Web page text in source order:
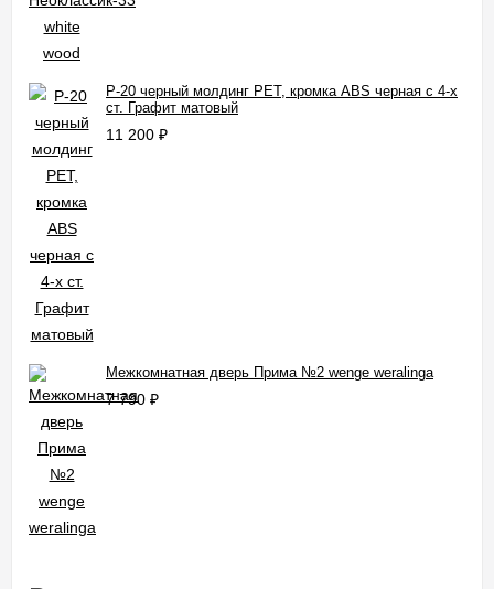
P-20 черный молдинг PET, кромка ABS черная c 4-х
ст. Графит матовый
11 200 ₽
Межкомнатная дверь Прима №2 wenge weralinga
7 790 ₽